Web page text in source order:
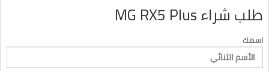
طلب شراء MG RX5 Plus
اسمك